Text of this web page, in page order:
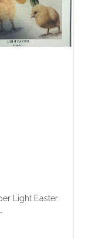
Light Easter